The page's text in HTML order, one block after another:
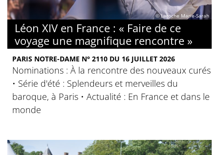
© Laroche Marie-Sarah
Léon XIV en France : « Faire de ce
voyage une magnifique rencontre »
PARIS NOTRE-DAME N° 2110 DU 16 JUILLET 2026
Nominations : À la rencontre des nouveaux curés
• Série d'été : Splendeurs et merveilles du
baroque, à Paris • Actualité : En France et dans le
monde